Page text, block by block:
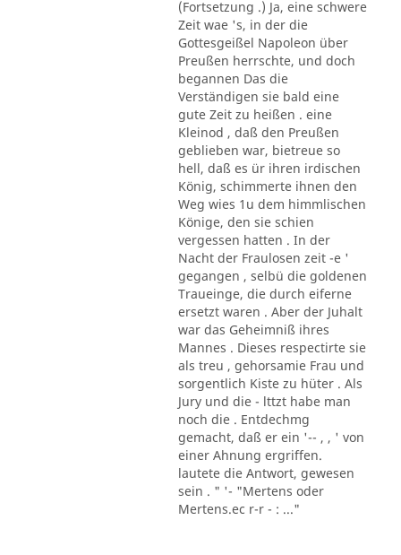
(Fortsetzung .) Ja, eine schwere
Zeit wae 's, in der die
Gottesgeißel Napoleon über
Preußen herrschte, und doch
begannen Das die
Verständigen sie bald eine
gute Zeit zu heißen . eine
Kleinod , daß den Preußen
geblieben war, bietreue so
hell, daß es ür ihren irdischen
König, schimmerte ihnen den
Weg wies 1u dem himmlischen
Könige, den sie schien
vergessen hatten . In der
Nacht der Fraulosen zeit -e '
gegangen , selbü die goldenen
Traueinge, die durch eiferne
ersetzt waren . Aber der Juhalt
war das Geheimniß ihres
Mannes . Dieses respectirte sie
als treu , gehorsamie Frau und
sorgentlich Kiste zu hüter . Als
Jury und die - lttzt habe man
noch die . Entdechmg
gemacht, daß er ein '-- , , ' von
einer Ahnung ergriffen.
lautete die Antwort, gewesen
sein . " '- "Mertens oder
Mertens.ec r-r - : ..."